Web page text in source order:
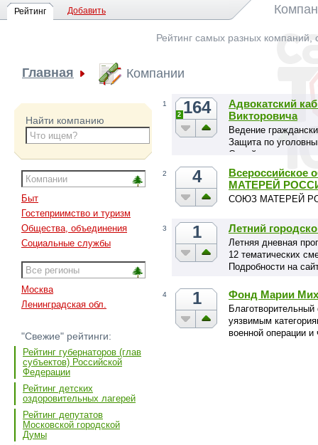
Рейтинг Добавить
Рейтинг самых разных компаний,
Главная Компании
Найти компанию
Быт
Гостеприимство и туризм
Общества, объединения
Социальные службы
Москва
Ленинградская обл.
"Свежие" рейтинги:
Рейтинг губернаторов (глав
субъектов) Российской
Федерации
Рейтинг детских
оздоровительных лагерей
Рейтинг депутатов
Московской городской
Думы
1 164
2
Адвокатский
Викторовича
Ведение
Защита по
Семейные,
2 4
Всероссийское
МАТЕРЕЙ
СОЮЗ МАТЕРЕЙ
3 1 Летний
Летняя дневная
12 тематических
Подробности на
4 1 Фонд Марии
уязвимым
военной операции